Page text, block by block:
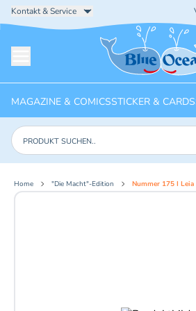
Kontakt & Service
Startseite
MAGAZINE & COMICSSTICKER & CARDS
Produkte suchen
Home "Die Macht"-Edition Nummer 175 I